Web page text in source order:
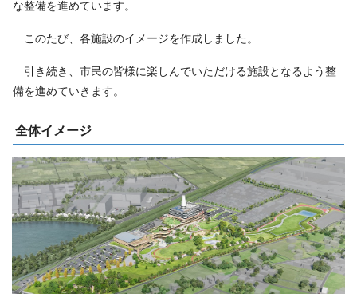
な整備を進めています。
このたび、各施設のイメージを作成しました。
引き続き、市民の皆様に楽しんでいただける施設となるよう整
備を進めていきます。
全体イメージ